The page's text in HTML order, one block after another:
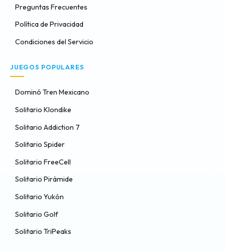
Preguntas Frecuentes
Política de Privacidad
Condiciones del Servicio
JUEGOS POPULARES
Dominó Tren Mexicano
Solitario Klondike
Solitario Addiction 7
Solitario Spider
Solitario FreeCell
Solitario Pirámide
Solitario Yukón
Solitario Golf
Solitario TriPeaks